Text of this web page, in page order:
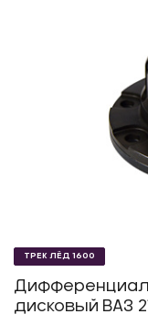
ТРЕК ЛЁД 1600
дисковый ВАЗ